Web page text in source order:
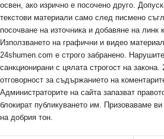
освен, ако изрично е посочено друго.
текстови материали само след писмено
посочване на източника и добавяне на линк
Използването на графични и видео
24shumen.com е строго забранено.
санкционирани с цялата строгост на
отговорност за съдържанието на
Администраторите на сайта запазват
блокират публикуването им. Призоваваме
на добрия тон.